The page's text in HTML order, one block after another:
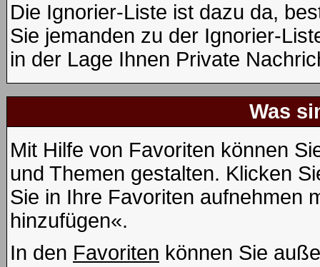
Die Ignorier-Liste ist dazu da,
Sie jemanden zu der Ignorier-
in der Lage Ihnen Private
Was
Mit Hilfe von Favoriten können
und Themen gestalten. Klicken
Sie in Ihre Favoriten aufnehmen
hinzufügen«.
In den Favoriten können Sie